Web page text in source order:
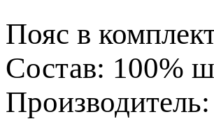
Пояс в
Состав: 100%